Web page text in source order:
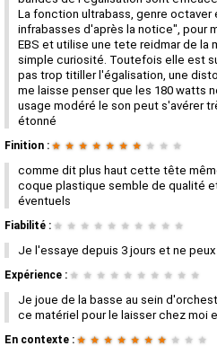
La fonction ultrabass, genre
infrabasses d'après la notice", pour
EBS et utilise une tete reidmar de la
simple curiosité. Toutefois elle est
pas trop titiller l'égalisation, une
me laisse penser que les 180 watts
usage modéré le son peut s'avérer
étonné
Finition : ★ ★ ★ ★ ★ ★ ★ ★ ★ ★
comme dit plus haut cette tête
coque plastique semble de qualité
éventuels
Fiabilité : ★ ★ ★ ★ ★ ★ ★ ★ ★ ★
Je l'essaye depuis 3 jours et ne
Expérience : ★ ★ ★ ★ ★ ★ ★ ★ ★ ★
Je joue de la basse au sein
ce matériel pour le laisser chez moi
En contexte : ★ ★ ★ ★ ★ ★ ★ ★ ★ ★